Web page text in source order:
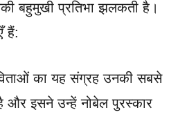
बहुमुखी प्रतिभा झलकती है।
हैं:
का यह संग्रह उनकी सबसे
और इसने उन्हें नोबेल पुरस्कार